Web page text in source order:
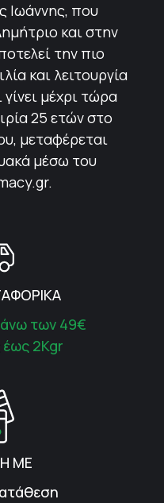
Ιωάννης, που
και στην
την πιο
και λειτουργία
μέχρι τώρα
25 ετών στο
μεταφέρεται
μέσω του
άνω των 49€
έως 2Kgr
ΜΕ